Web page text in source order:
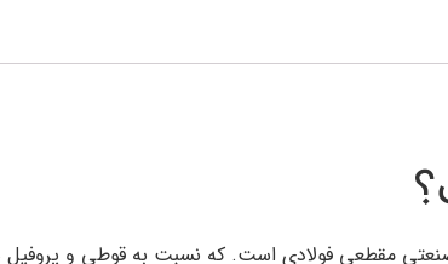
مقطعی فولادی است. که نسبت به قوطی و